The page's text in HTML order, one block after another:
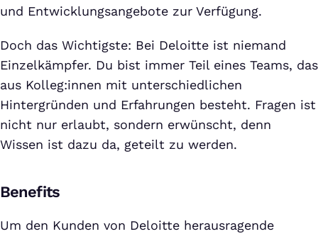
und Entwicklungsangebote zur Verfügung.
Doch das Wichtigste: Bei Deloitte ist niemand
Einzelkämpfer. Du bist immer Teil eines Teams, das
aus Kolleg:innen mit unterschiedlichen
Hintergründen und Erfahrungen besteht. Fragen ist
nicht nur erlaubt, sondern erwünscht, denn
Wissen ist dazu da, geteilt zu werden.
Benefits
Um den Kunden von Deloitte herausragende